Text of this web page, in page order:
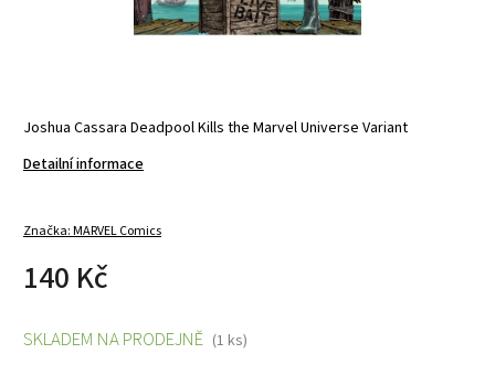
Joshua Cassara Deadpool Kills the Marvel Universe Variant
Detailní informace
Značka:MARVEL Comics
140 Kč
SKLADEM NA PRODEJNĚ (1 ks)